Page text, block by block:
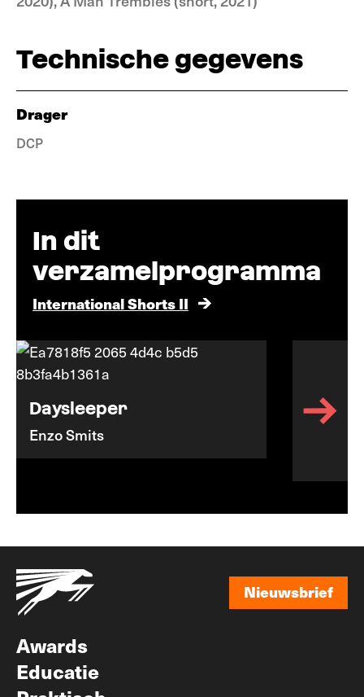
Technische gegevens
Drager
DCP
In dit
verzamelprogramma
International Shorts II
Daysleeper
Enzo Smits
Nieuwsbrief
Awards
Educatie